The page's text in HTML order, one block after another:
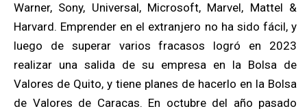
Warner, Sony, Universal, Microsoft, Marvel, Mattel &
Harvard. Emprender en el extranjero no ha sido fácil, y
luego de superar varios fracasos logró en 2023
realizar una salida de su empresa en la Bolsa de
Valores de Quito, y tiene planes de hacerlo en la Bolsa
de Valores de Caracas. En octubre del año pasado